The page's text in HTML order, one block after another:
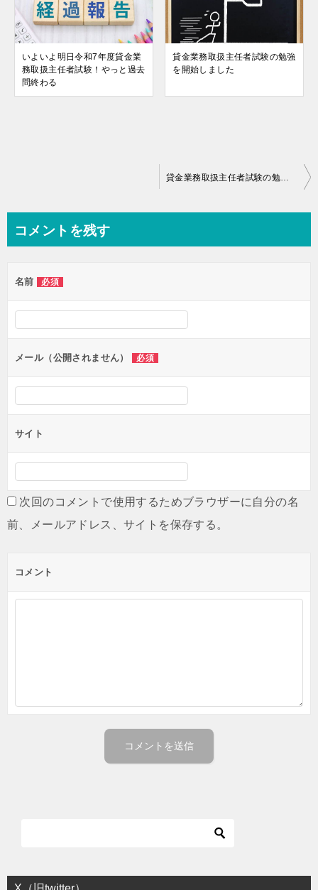
いよいよ明日令和7年度貸金業
務取扱主任者試験！やっと過去
問終わる
貸金業務取扱主任者試験の勉強
を開始しました
ビ
ー
シ
ン
貸金業務取扱主任者試験の勉強を開始しました
コメントを残す
名前 必須
メール（公開されません） 必須
サイト
次回のコメントで使用するためブラウザーに自分の名
前、メールアドレス、サイトを保存する。
コメント